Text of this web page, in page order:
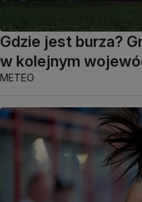
Gdzie jest burza?
w kolejnym
METEO